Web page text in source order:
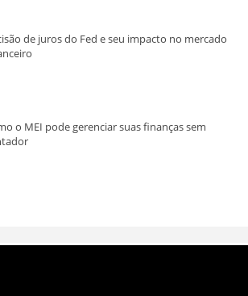
de juros do Fed e seu impacto no mercado
o MEI pode gerenciar suas finanças sem